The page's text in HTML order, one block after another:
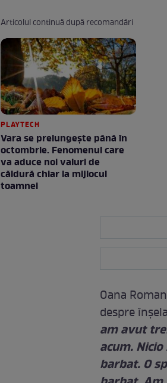
Articolul continuă după recomandări
PLAYTECH
Vara se prelungeşte până în
octombrie. Fenomenul care
va aduce noi valuri de
căldură chiar la mijlocul
toamnei
Oana
despre
am avut
acum.
barbat. O